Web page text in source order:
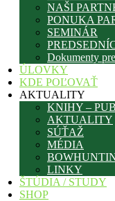
NAŠI
PONUKA
SEMINÁR
Dokumenty
ÚLOVKY
KDE POĽOVAŤ
AKTUALITY
KNIHY –
AKTUALITY
SÚŤAŽ
MÉDIA
LINKY
ŠTÚDIA / STUDY
SHOP